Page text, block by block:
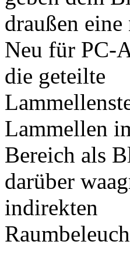
draußen
Neu für PC-
die geteilte
Lammellen
Bereich als
darüber
indirekten